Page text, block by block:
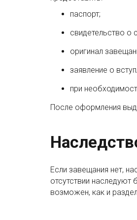
паспорт;
свидетельство о
оригинал
заявление о
при
После оформления
Если завещания нет,
отсутствии
возможен, как и